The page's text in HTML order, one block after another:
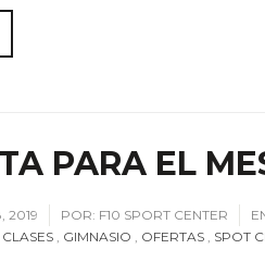
PARA EL
2019 POR: F10 SPORT CENTER
CLASES , GIMNASIO , OFERTAS , SPOT